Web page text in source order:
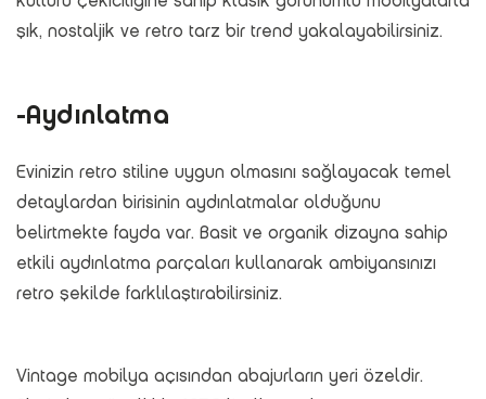
şık, nostaljik ve retro tarz bir trend yakalayabilirsiniz.
-Aydınlatma
Evinizin retro stiline uygun olmasını sağlayacak temel
detaylardan birisinin aydınlatmalar olduğunu
belirtmekte fayda var. Basit ve organik dizayna sahip
etkili aydınlatma parçaları kullanarak ambiyansınızı
retro şekilde farklılaştırabilirsiniz.
Vintage mobilya açısından abajurların yeri özeldir.